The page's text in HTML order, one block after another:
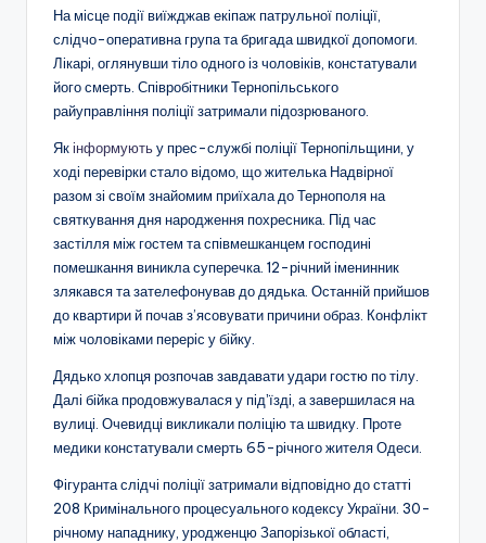
На місце події виїжджав екіпаж патрульної поліції,
слідчо-оперативна група та бригада швидкої допомоги.
Лікарі, оглянувши тіло одного із чоловіків, констатували
його смерть. Співробітники Тернопільського
райуправління поліції затримали підозрюваного.
Якінформуютьу прес-службі поліції Тернопільщини, у
ході перевірки стало відомо, що жителька Надвірної
разом зі своїм знайомим приїхала до Тернополя на
святкування дня народження похресника. Під час
застілля між гостем та співмешканцем господині
помешкання виникла суперечка. 12-річний іменинник
злякався та зателефонував до дядька. Останній прийшов
до квартири й почав з’ясовувати причини образ. Конфлікт
між чоловіками переріс у бійку.
Дядько хлопця розпочав завдавати удари гостю по тілу.
Далі бійка продовжувалася у підʼїзді, а завершилася на
вулиці. Очевидці викликали поліцію та швидку. Проте
медики констатували смерть 65-річного жителя Одеси.
Фігуранта слідчі поліції затримали відповідно до статті
208 Кримінального процесуального кодексу України. 30-
річному нападнику, уродженцю Запорізької області,